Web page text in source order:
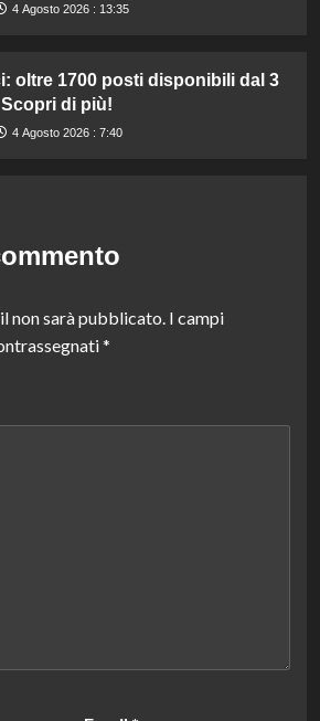
4 Agosto 2026 : 13:35
oltre 1700 posti disponibili dal 3
di più!
4 Agosto 2026 : 7:40
non sarà pubblicato. I campi
*